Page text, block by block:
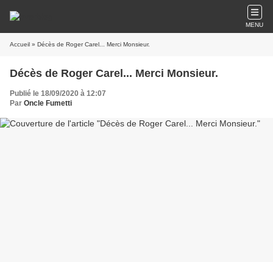
MENU
Accueil » Décès de Roger Carel... Merci Monsieur.
Décès de Roger Carel... Merci Monsieur.
Publié le 18/09/2020 à 12:07
Par Oncle Fumetti